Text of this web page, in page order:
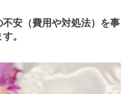
安（費用や対処法）を事
。